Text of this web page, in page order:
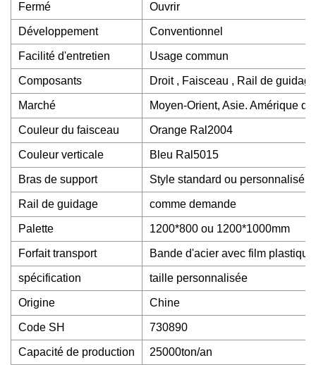
Fermé Ouvrir
Développement Conventionnel
Facilité d'entretien Usage commun
Composants Droit , Faisceau , Rail de
Marché Moyen-Orient, Asie. Amérique
Couleur du faisceau Orange Ral2004
Couleur verticale Bleu Ral5015
Bras de support Style standard ou personnalisé
Rail de guidage comme demande
Palette 1200*800 ou 1200*1000mm
Forfait transport Bande d'acier avec film plastique
spécification taille personnalisée
Origine Chine
Code SH 730890
Capacité de production 25000ton/an